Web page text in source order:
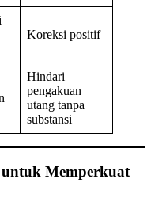
Koreksi positif
Hindari
pengakuan
utang tanpa
substansi
Memperkuat